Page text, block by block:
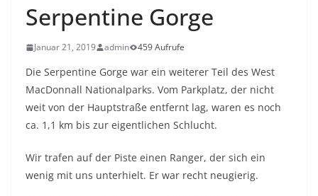
Serpentine Gorge
Januar 21, 2019 admin 459 Aufrufe
Die Serpentine Gorge war ein weiterer Teil des West
MacDonnall Nationalparks. Vom Parkplatz, der nicht
weit von der Hauptstraße entfernt lag, waren es noch
ca. 1,1 km bis zur eigentlichen Schlucht.
Wir trafen auf der Piste einen Ranger, der sich ein
wenig mit uns unterhielt. Er war recht neugierig.